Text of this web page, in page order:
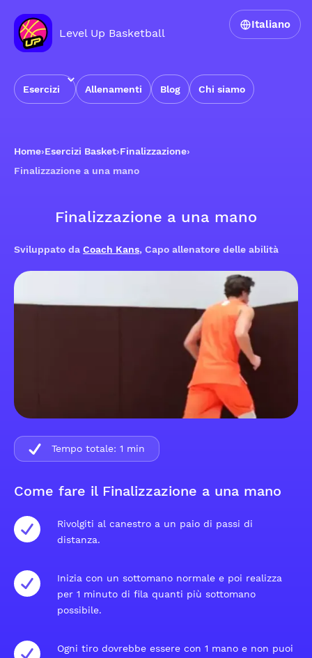
Level Up Basketball
Esercizi Allenamenti Blog Chi siamo
Italiano
Home›Esercizi Basket›Finalizzazione›
Finalizzazione a una mano
Finalizzazione a una mano
Sviluppato da Coach Kans, Capo allenatore delle abilità
Come fare il Finalizzazione a una mano
Rivolgiti al canestro a un paio di passi di
distanza.
Inizia con un sottomano normale e poi realizza
per 1 minuto di fila quanti più sottomano
possibile.
Ogni tiro dovrebbe essere con 1 mano e non puoi
Tempo totale: 1 min